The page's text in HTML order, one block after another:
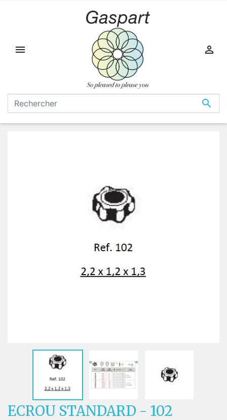



ECROU STANDARD - 102